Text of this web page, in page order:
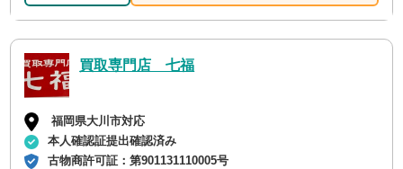
買取専門店 七福
福岡県大川市対応
本人確認証提出確認済み
古物商許可証：第901131110005号